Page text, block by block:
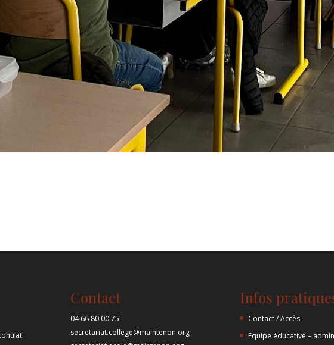
Contact
04 66 80 00 75
secretariat.college@maintenon.org
Infos
Contact / Accès
Equipe éducative –